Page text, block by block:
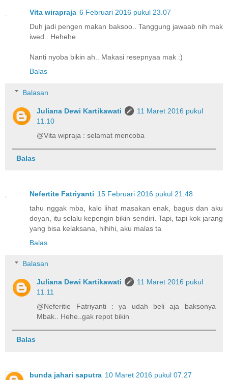
Vita wirapraja 6 Februari 2016 pukul 23.07
Duh jadi pengen makan baksoo.. Tanggung jawaab nih mak
iwed.. Hehehe
Nanti nyoba bikin ah.. Makasi resepnyaa mak :)
Balas
Balasan
Juliana Dewi Kartikawati
11 Maret 2016 pukul
11.10
@Vita wipraja : selamat mencoba
Balas
Nefertite Fatriyanti 15 Februari 2016 pukul 21.48
tahu nggak mba, kalo lihat masakan enak, bagus dan aku
doyan, itu selalu kepengin bikin sendiri. Tapi, tapi kok jarang
yang bisa kelaksana, hihihi, aku malas ta
Balas
Balasan
Juliana Dewi Kartikawati
11 Maret 2016 pukul
11.11
@Neferitie Fatriyanti : ya udah beli aja baksonya
Mbak.. Hehe..gak repot bikin
Balas
bunda jahari saputra 10 Maret 2016 pukul 07.27